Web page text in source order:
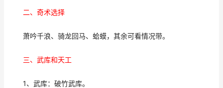
二、奇术选择
萧吟千浪、骑龙回马、蛤蟆，其余可看情况带。
三、武库和天工
1、武库：破竹武库。